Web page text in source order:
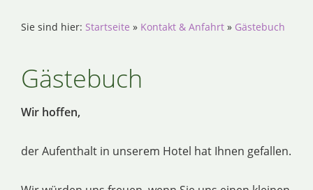
Sie sind hier: Startseite » Kontakt & Anfahrt » Gästebuch
Gästebuch
Wir hoffen,
der Aufenthalt in unserem Hotel hat Ihnen gefallen.